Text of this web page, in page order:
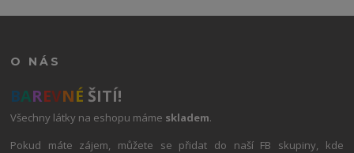
O NÁS
BAREVNÉ ŠITÍ!
Všechny látky na eshopu máme skladem.
Pokud máte zájem, můžete se přidat do naší FB skupiny, kde